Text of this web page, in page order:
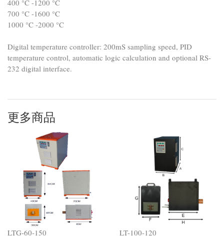
400 °C -1200 °C
700 °C -1600 °C
1000 °C -2000 °C
Digital temperature controller: 200mS sampling speed, PID
temperature control, automatic logic calculation and optional RS-
232 digital interface.
更多商品
LTG-60-150 LT-100-120